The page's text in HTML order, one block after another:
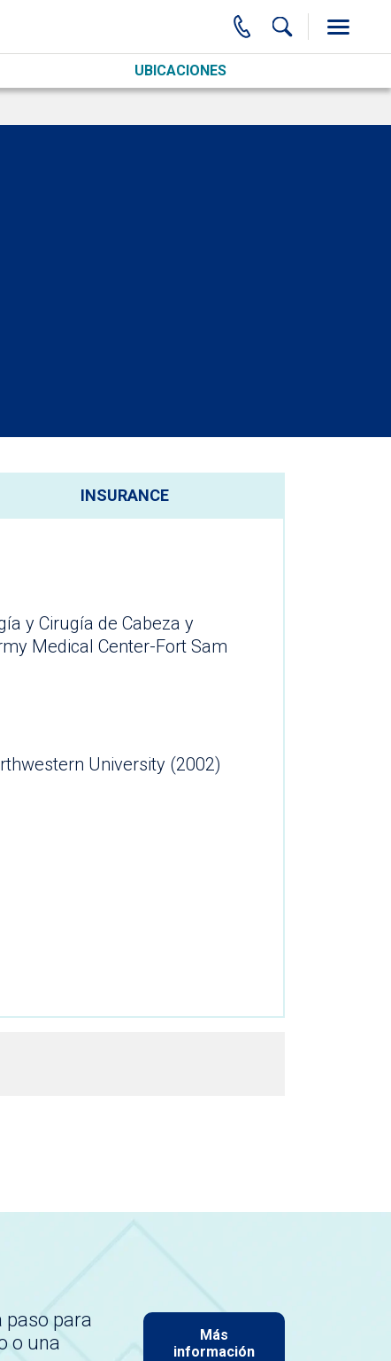
UBICACIONES
INSURANCE
y Cirugía de Cabeza y
Medical Center-Fort Sam
University (2002)
paso para
o una
Más
información